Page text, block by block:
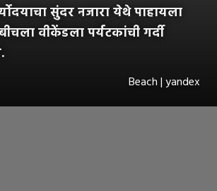
सुंदर नजारा येथे पाहायला
वीकेंडला पर्यटकांची गर्दी
Beach | yandex